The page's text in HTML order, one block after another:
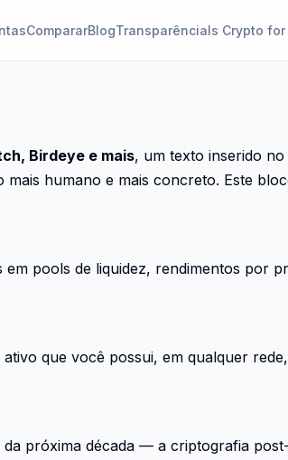
CompararBlogTransparênciaIs Crypto for
Birdeye e mais, um texto inserido
humano e mais concreto. Este
pools de liquidez, rendimentos por
que você possui, em qualquer
próxima década — a criptografia